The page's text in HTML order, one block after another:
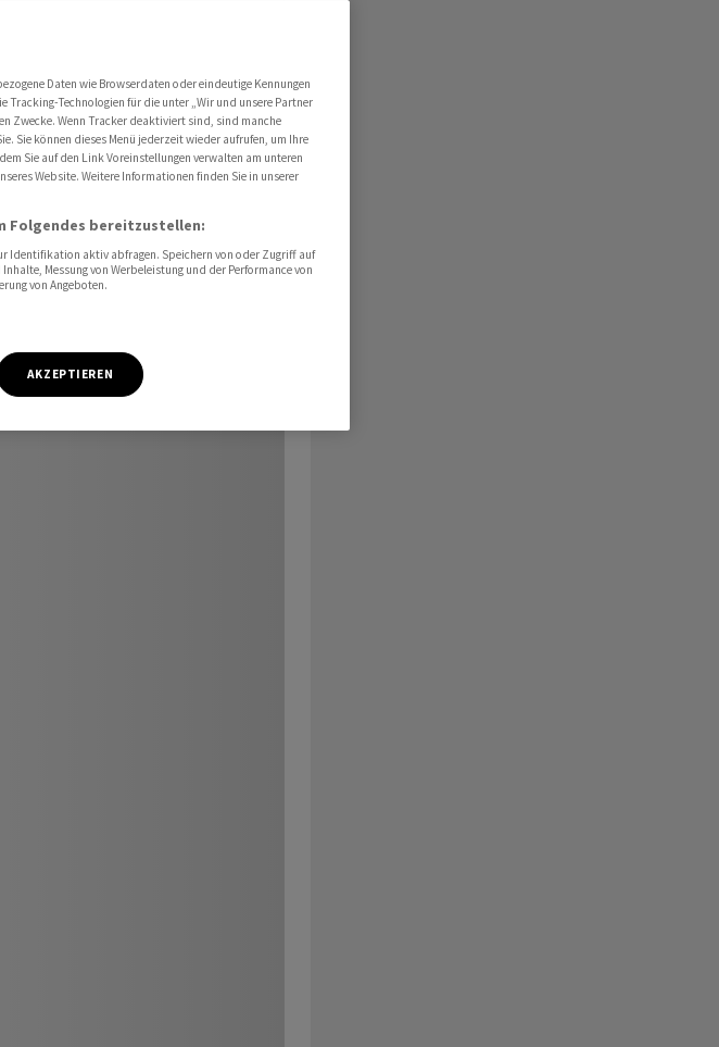
Daten wie Browserdaten oder eindeutige Kennungen
Tracking-Technologien für die unter „Wir und unsere Partner
Zwecke. Wenn Tracker deaktiviert sind, sind manche
Sie können dieses Menü jederzeit wieder aufrufen, um Ihre
Sie auf den Link Voreinstellungen verwalten am unteren
Website. Weitere Informationen finden Sie in unserer
Folgendes bereitzustellen:
Identifikation aktiv abfragen. Speichern von oder Zugriff auf
Messung von Werbeleistung und der Performance von
von Angeboten.
AKZEPTIEREN